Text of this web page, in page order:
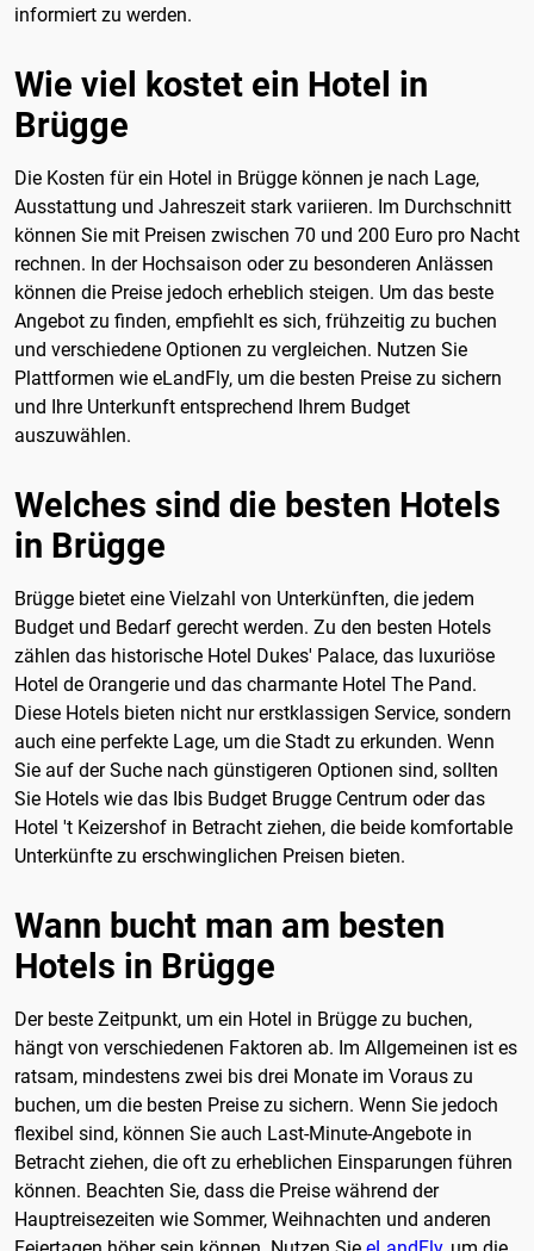
informiert zu werden.
Wie viel kostet ein Hotel in
Brügge
Die Kosten für ein Hotel in Brügge können je nach Lage,
Ausstattung und Jahreszeit stark variieren. Im Durchschnitt
können Sie mit Preisen zwischen 70 und 200 Euro pro Nacht
rechnen. In der Hochsaison oder zu besonderen Anlässen
können die Preise jedoch erheblich steigen. Um das beste
Angebot zu finden, empfiehlt es sich, frühzeitig zu buchen
und verschiedene Optionen zu vergleichen. Nutzen Sie
Plattformen wie eLandFly, um die besten Preise zu sichern
und Ihre Unterkunft entsprechend Ihrem Budget
auszuwählen.
Welches sind die besten Hotels
in Brügge
Brügge bietet eine Vielzahl von Unterkünften, die jedem
Budget und Bedarf gerecht werden. Zu den besten Hotels
zählen das historische Hotel Dukes' Palace, das luxuriöse
Hotel de Orangerie und das charmante Hotel The Pand.
Diese Hotels bieten nicht nur erstklassigen Service, sondern
auch eine perfekte Lage, um die Stadt zu erkunden. Wenn
Sie auf der Suche nach günstigeren Optionen sind, sollten
Sie Hotels wie das Ibis Budget Brugge Centrum oder das
Hotel 't Keizershof in Betracht ziehen, die beide komfortable
Unterkünfte zu erschwinglichen Preisen bieten.
Wann bucht man am besten
Hotels in Brügge
Der beste Zeitpunkt, um ein Hotel in Brügge zu buchen,
hängt von verschiedenen Faktoren ab. Im Allgemeinen ist es
ratsam, mindestens zwei bis drei Monate im Voraus zu
buchen, um die besten Preise zu sichern. Wenn Sie jedoch
flexibel sind, können Sie auch Last-Minute-Angebote in
Betracht ziehen, die oft zu erheblichen Einsparungen führen
können. Beachten Sie, dass die Preise während der
Hauptreisezeiten wie Sommer, Weihnachten und anderen